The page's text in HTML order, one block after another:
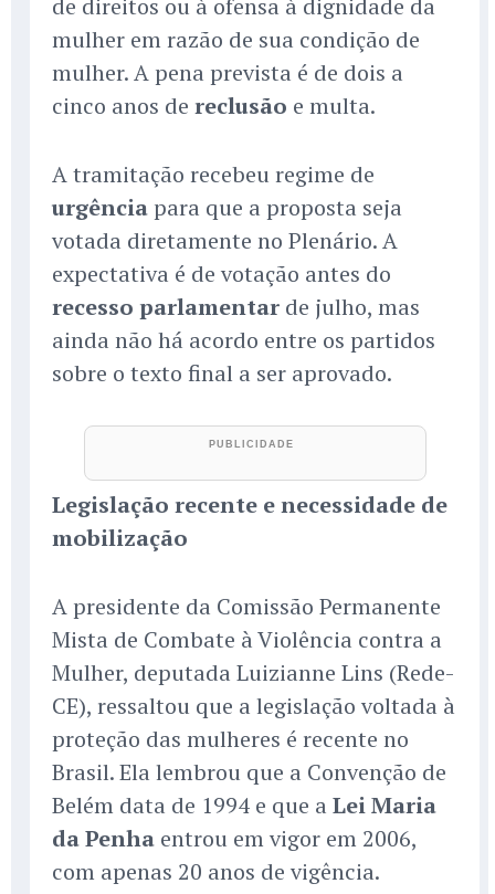
de direitos ou à ofensa à dignidade da
mulher em razão de sua condição de
mulher. A pena prevista é de dois a
cinco anos de reclusão e multa.
A tramitação recebeu regime de
urgência para que a proposta seja
votada diretamente no Plenário. A
expectativa é de votação antes do
recesso parlamentar de julho, mas
ainda não há acordo entre os partidos
sobre o texto final a ser aprovado.
Legislação recente e necessidade de
mobilização
A presidente da Comissão Permanente
Mista de Combate à Violência contra a
Mulher, deputada Luizianne Lins (Rede-
CE), ressaltou que a legislação voltada à
proteção das mulheres é recente no
Brasil. Ela lembrou que a Convenção de
Belém data de 1994 e que a Lei Maria
da Penha entrou em vigor em 2006,
com apenas 20 anos de vigência.